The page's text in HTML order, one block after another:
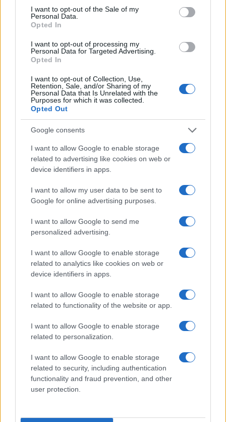
consent section.
I want to opt-out of the Sale of my
Personal Data.
Opted In
I want to opt-out of processing my
Personal Data for Targeted Advertising.
Opted In
I want to opt-out of Collection, Use,
Retention, Sale, and/or Sharing of my
Personal Data that Is Unrelated with the
Purposes for which it was collected.
Opted Out
Google consents
I want to allow Google to enable storage
related to advertising like cookies on web or
device identifiers in apps.
I want to allow my user data to be sent to
Google for online advertising purposes.
I want to allow Google to send me
personalized advertising.
I want to allow Google to enable storage
related to analytics like cookies on web or
device identifiers in apps.
I want to allow Google to enable storage
related to functionality of the website or app.
I want to allow Google to enable storage
related to personalization.
I want to allow Google to enable storage
related to security, including authentication
functionality and fraud prevention, and other
user protection.
cicchetti.
Continua a leggere
PEOPLE NEWS